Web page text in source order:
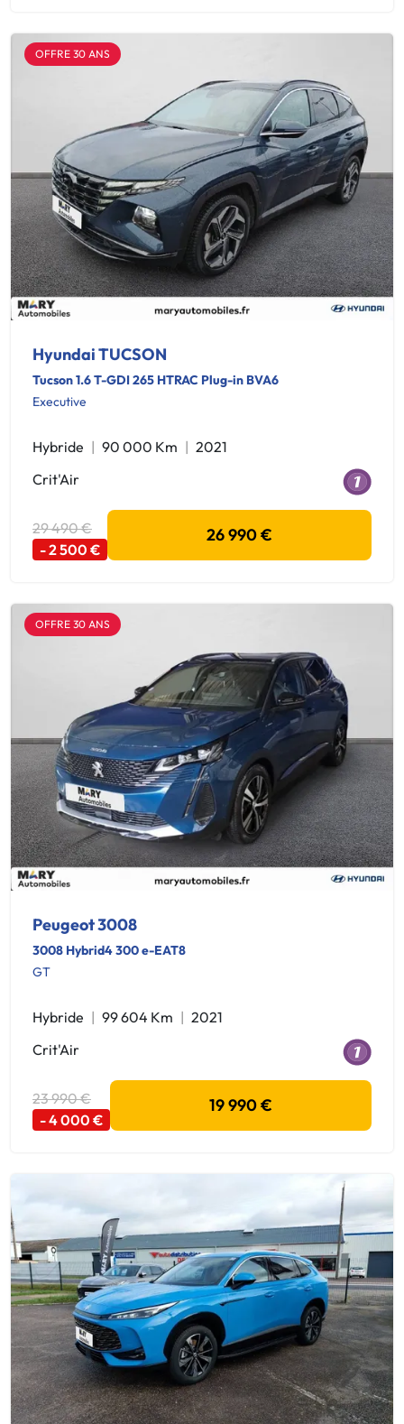
OFFRE 30 ANS
Hyundai TUCSON
Tucson 1.6 T-GDI 265 HTRAC Plug-in BVA6
Executive
Hybride 90 000 Km
2021
Crit'Air
29 490 €
- 2 500 €
26 990 €
OFFRE 30 ANS
Peugeot 3008
3008 Hybrid4 300 e-EAT8
GT
Hybride 99 604 Km
2021
Crit'Air
23 990 €
- 4 000 €
19 990 €